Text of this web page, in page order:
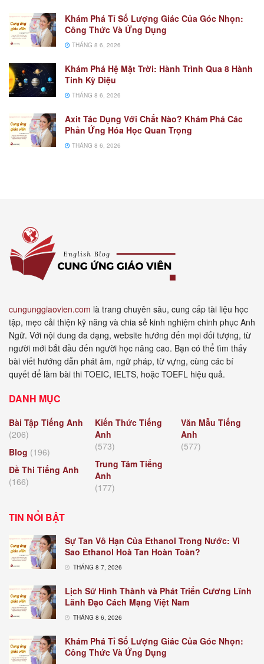
Khám Phá Tỉ Số Lượng Giác Của Góc Nhọn:
Công Thức Và Ứng Dụng
THÁNG 8 6, 2026
Khám Phá Hệ Mặt Trời: Hành Trình Qua 8 Hành
Tinh Kỳ Diệu
THÁNG 8 6, 2026
Axit Tác Dụng Với Chất Nào? Khám Phá Các
Phản Ứng Hóa Học Quan Trọng
THÁNG 8 6, 2026
cungunggiaovien.com là trang chuyên sâu, cung cấp tài liệu học
tập, mẹo cải thiện kỹ năng và chia sẻ kinh nghiệm chinh phục Anh
Ngữ. Với nội dung đa dạng, website hướng đến mọi đối tượng, từ
người mới bắt đầu đến người học nâng cao. Bạn có thể tìm thấy
bài viết hướng dẫn phát âm, ngữ pháp, từ vựng, cùng các bí
quyết để làm bài thi TOEIC, IELTS, hoặc TOEFL hiệu quả.
DANH MỤC
Bài Tập Tiếng Anh
(206)
Blog (196)
Đề Thi Tiếng Anh
(166)
Kiến Thức Tiếng
Anh
(573)
Trung Tâm Tiếng
Anh
(177)
Văn Mẫu Tiếng
Anh
(577)
TIN NỔI BẬT
Sự Tan Vô Hạn Của Ethanol Trong Nước: Vì
Sao Ethanol Hoà Tan Hoàn Toàn?
THÁNG 8 7, 2026
Lịch Sử Hình Thành và Phát Triển Cương Lĩnh
Lãnh Đạo Cách Mạng Việt Nam
THÁNG 8 6, 2026
Khám Phá Tỉ Số Lượng Giác Của Góc Nhọn:
Công Thức Và Ứng Dụng